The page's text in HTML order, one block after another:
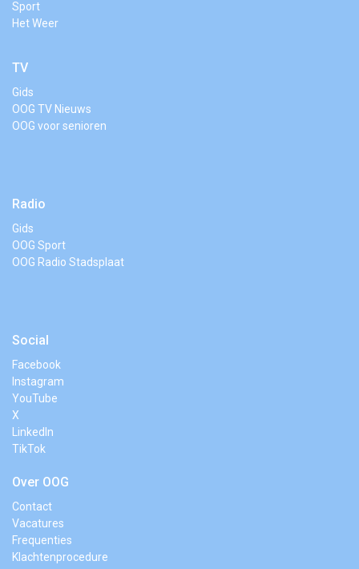
Sport
Het Weer
TV
Gids
OOG TV Nieuws
OOG voor senioren
Radio
Gids
OOG Sport
OOG Radio Stadsplaat
Social
Facebook
Instagram
YouTube
X
LinkedIn
TikTok
Over OOG
Contact
Vacatures
Frequenties
Klachtenprocedure